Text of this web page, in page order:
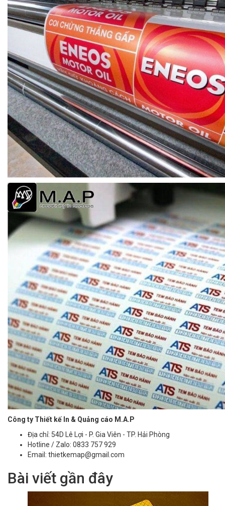
Công ty Thiết kế In & Quảng cáo M.A.P
Địa chỉ: 54D Lê Lợi - P. Gia Viên - TP. Hải Phòng
Hotline / Zalo: 0833 757 929
Email: thietkemap@gmail.com
Bài viết gần đây